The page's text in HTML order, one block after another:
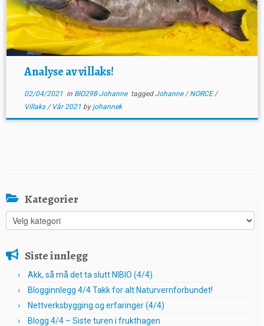
Analyse av villaks!
02/04/2021in BIO298-Johanne taggedJohanne/NORCE/
Villaks/ Vår 2021 by johannek
Kategorier
Kategorier
Siste innlegg
Akk, så må det ta slutt NIBIO (4/4)
Blogginnlegg 4/4 Takk for alt Naturvernforbundet!
Nettverksbygging og erfaringer (4/4)
Blogg 4/4 – Siste turen i frukthagen